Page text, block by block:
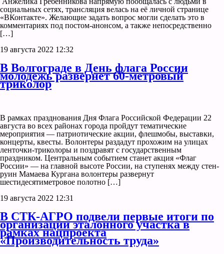
социальных сетях, трансляция велась на её личной странице
«ВКонтакте». Желающие задать вопрос могли сделать это в
комментариях под постом-анонсом, а также непосредственно
[…]
19 августа 2022 12:32
В Волгограде в День флага России
молодежь развернет 60-метровый
триколор
В рамках празднования Дня Флага Российской Федерации 22
августа во всех районах города пройдут тематические
мероприятия — патриотические акции, флешмобы, выставки,
концерты, квесты. Волонтеры раздадут прохожим на улицах
ленточки-триколоры и поздравят с государственным
праздником. Центральным событием станет акция «Флаг
России» — на главной высоте России, на ступенях между стен-
руин Мамаева Кургана волонтеры развернут
шестидесятиметровое полотно […]
19 августа 2022 12:31
В СТК-АГРО подвели первые итоги по
организации эталонного участка в
рамках нацпроекта
«Производительность труда»